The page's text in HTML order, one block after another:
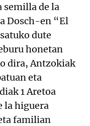
semilla de la
Dosch-en “El
dute
honetan
dira, Antzokiak
eta
1 Aretoa
la higuera
familian